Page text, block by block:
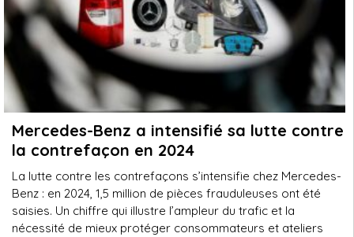
Mercedes-Benz a intensifié sa lutte contre
la contrefaçon en 2024
La lutte contre les contrefaçons s’intensifie chez Mercedes-
Benz : en 2024, 1,5 million de pièces frauduleuses ont été
saisies. Un chiffre qui illustre l’ampleur du trafic et la
nécessité de mieux protéger consommateurs et ateliers